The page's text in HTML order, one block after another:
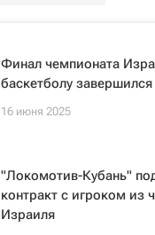
Финал чемпионата
баскетболу
16 июня 2025
"Локомотив-Кубань"
контракт с игроком из
Израиля